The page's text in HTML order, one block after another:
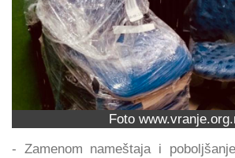
Foto
- Zamenom nameštaja i